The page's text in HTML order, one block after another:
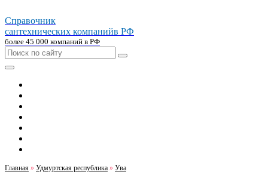
Справочник
сантехнических компанийв РФ
более 45 000 компаний в РФ
Главная » Удмуртская республика » Ува